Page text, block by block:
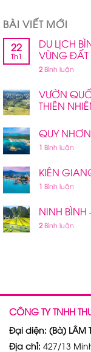
BÀI VIẾT MỚI
22
Th1
DU LỊCH
VÙNG
2 Bình luận
VƯỜN
THIÊN
QUY
1 Bình luận
KIÊN
1 Bình luận
NINH
2 Bình luận
CÔNG TY TNHH
Đại diện: (Bà) LÂM
Địa chỉ: 427/13